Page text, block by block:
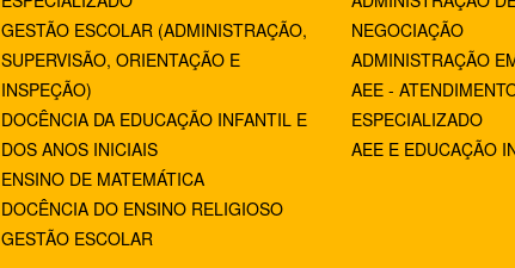
GESTÃO ESCOLAR (ADMINISTRAÇÃO,
SUPERVISÃO, ORIENTAÇÃO E
INSPEÇÃO)
DOCÊNCIA DA EDUCAÇÃO INFANTIL E
DOS ANOS INICIAIS
ENSINO DE MATEMÁTICA
DOCÊNCIA DO ENSINO RELIGIOSO
GESTÃO ESCOLAR
NEGOCIAÇÃO
ADMINISTRAÇÃO
AEE -
ESPECIALIZADO
AEE E EDUCAÇÃO